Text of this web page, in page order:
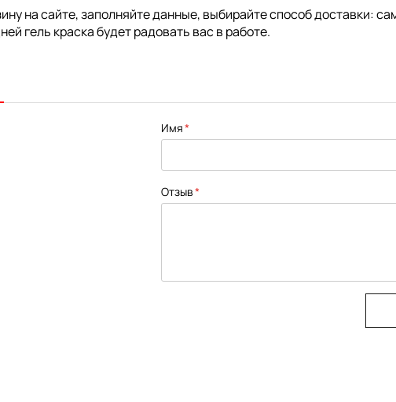
на сайте, заполняйте данные, выбирайте способ доставки:
гель краска будет радовать вас в работе.
Имя
Отзыв